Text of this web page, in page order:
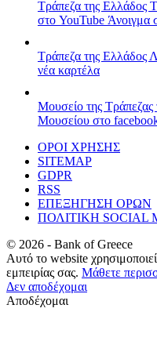
Τράπεζα της Ελλάδος
στο YouTube Άνοιγμα
Τράπεζα της Ελλάδος
νέα καρτέλα
Μουσείο της Τράπεζας
Μουσείου στο
ΟΡΟΙ ΧΡΗΣΗΣ
SITEMAP
GDPR
RSS
ΕΠΕΞΗΓΗΣΗ ΟΡΩΝ
ΠΟΛΙΤΙΚΗ SOCIAL
© 2026 - Bank of Greece
Αυτό το website
εμπειρίας σας. Μάθετε
Δεν αποδέχομαι
Αποδέχομαι